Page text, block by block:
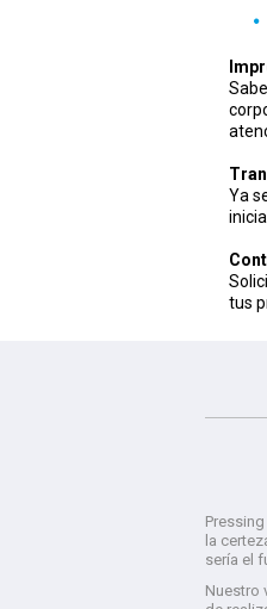
Ya
tus
la
sería el
Nuestro